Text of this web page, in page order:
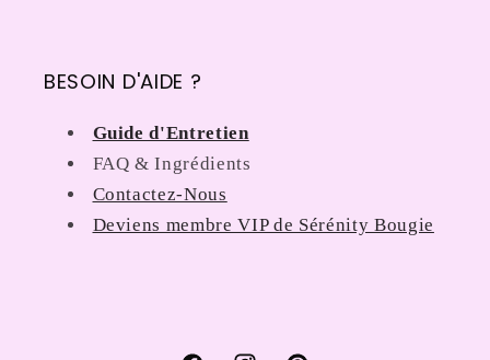
BESOIN D'AIDE ?
Guide d'Entretien
FAQ & Ingrédients
Contactez-Nous
Deviens membre VIP de Sérénity Bougie